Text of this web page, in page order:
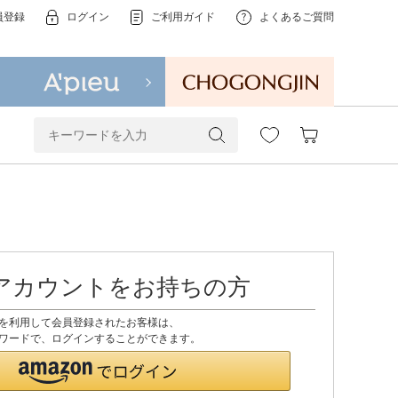
登録 ログイン ご利用ガイド よくあるご質問
カウントをお持ちの方
利用して会員登録されたお客様は、
ードで、ログインすることができます。